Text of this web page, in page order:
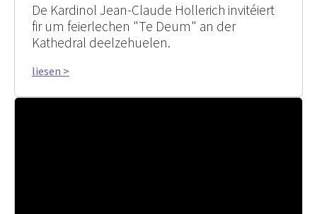
De Kardinol Jean-Claude Hollerich invitéiert
fir um feierlechen "Te Deum" an der
Kathedral deelzehuelen.
liesen >